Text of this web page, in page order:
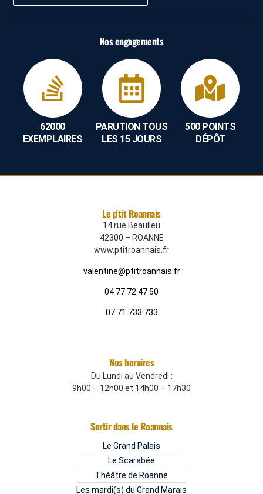
Nos engagements
62000
EXEMPLAIRES
PARUTION TOUS
LES 15 JOURS
500 POINTS
DÉPÔT
Le p'tit Roannais
14 rue Beaulieu
42300 – ROANNE
www.ptitroannais.fr
valentine@ptitroannais.fr
04 77 72 47 50
07 71 733 733
Nos horaires
Du Lundi au Vendredi :
9h00 – 12h00 et 14h00 – 17h30
Sortir dans le Roannais
Le Grand Palais
Le Scarabée
Théâtre de Roanne
Les mardi(s) du Grand Marais